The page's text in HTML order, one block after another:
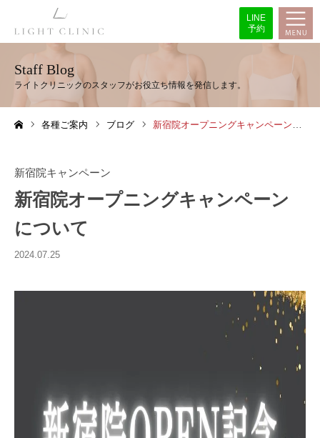
LINE
予約
Staff Blog
各種ご案内 ブログ 新宿院オープニングキャンペーンについて
新宿院キャンペーン
新宿院オープニングキャンペーン
について
2024.07.25